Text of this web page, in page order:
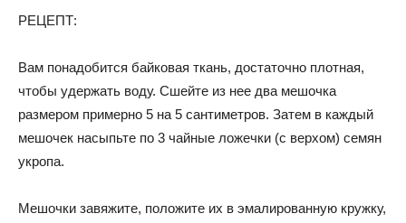
РЕЦЕПТ:
Вам понадобится байковая ткань, достаточно плотная,
чтобы удержать воду. Сшейте из нее два мешочка
размером примерно 5 на 5 сантиметров. Затем в каждый
мешочек насыпьте по 3 чайные ложечки (с верхом) семян
укропа.
Мешочки завяжите, положите их в эмалированную кружку,